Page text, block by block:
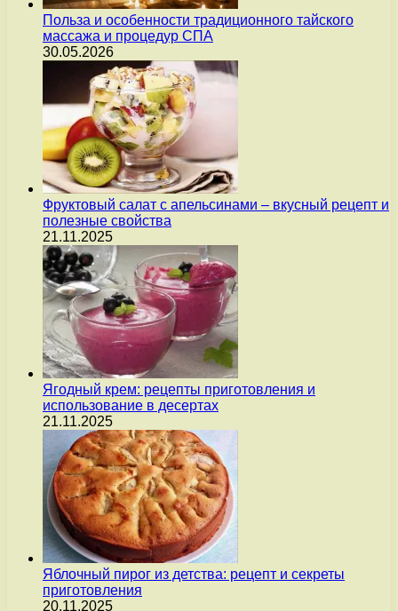
Польза и особенности традиционного тайского
массажа и процедур СПА
30.05.2026
Фруктовый салат с апельсинами – вкусный рецепт и
полезные свойства
21.11.2025
Ягодный крем: рецепты приготовления и
использование в десертах
21.11.2025
Яблочный пирог из детства: рецепт и секреты
приготовления
20.11.2025